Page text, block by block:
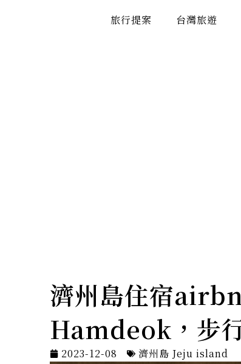
旅行提案 台灣旅遊
濟州島住宿
Hamdeok，步
2023-12-08 濟州島 Jeju island